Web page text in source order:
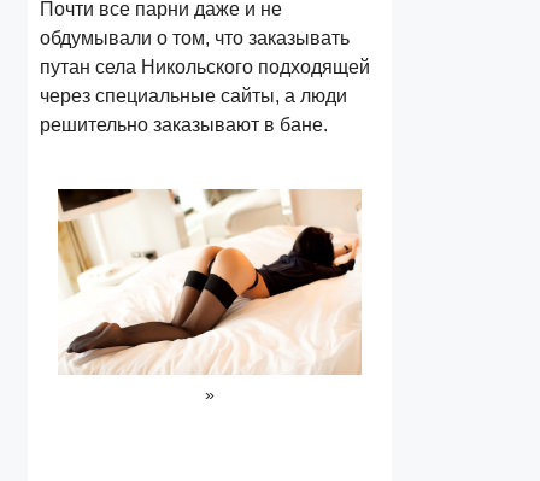
Почти все парни даже и не
обдумывали о том, что заказывать
путан села Никольского подходящей
через специальные сайты, а люди
решительно заказывают в бане.
»